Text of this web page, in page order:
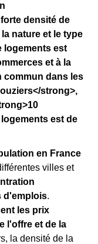
densité de
nature et le type
logements est
et à la
commun dans les
strong>,
logements est de
en France
villes et
d'emplois.
les prix
l'offre et de la
la densité de la